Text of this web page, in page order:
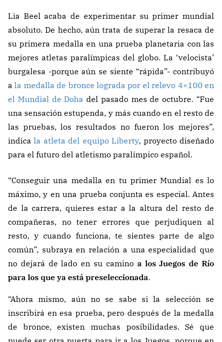
Lia Beel acaba de experimentar su primer mundial
absoluto. De hecho, aún trata de superar la resaca de
su primera medalla en una prueba planetaria con las
mejores atletas paralímpicas del globo. La ‘velocista’
burgalesa -porque aún se siente “rápida”- contribuyó
ala medalla de bronce lograda por el relevo 4×100 en
el Mundial de Doha del pasado mes de octubre. “Fue
una sensación estupenda, y más cuando en el resto de
las pruebas, los resultados no fueron los mejores”,
indicala atleta del equipo Liberty, proyecto diseñado
para el futuro del atletismo paralímpico español.
“Conseguir una medalla en tu primer Mundial es lo
máximo, y en una prueba conjunta es especial. Antes
de la carrera, quieres estar a la altura del resto de
compañeras, no tener errores que perjudiquen al
resto, y cuando funciona, te sientes parte de algo
común”, subraya en relación a una especialidad que
no dejará de lado en su camino a los Juegos de Río
para los que ya está preseleccionada.
“Ahora mismo, aún no se sabe si la selección se
inscribirá en esa prueba, pero después de la medalla
de bronce, existen muchas posibilidades. Sé que